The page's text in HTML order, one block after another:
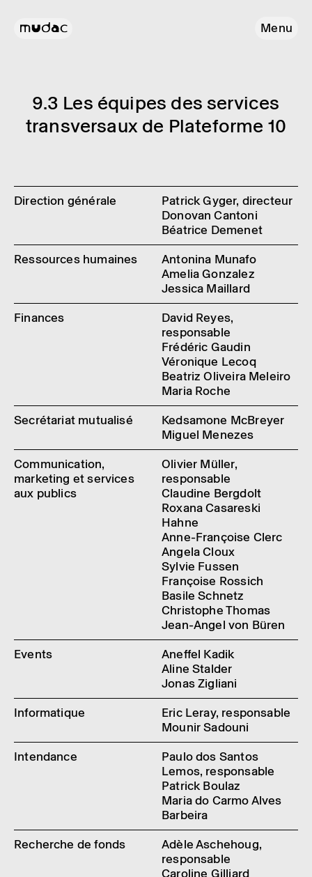
Menu
9.3 Les équipes des services
trans­ver­saux de Plate­forme 10
Direction générale
Patrick Gyger, directeur
Donovan Cantoni
Béatrice Demenet
Ressources humaines
Antonina Munafo
Amelia Gonzalez
Jessica Maillard
Finances
David Reyes,
responsable
Frédéric Gaudin
Véronique Lecoq
Beatriz Oliveira Meleiro
Maria Roche
Secrétariat mutualisé
Kedsamone McBreyer
Miguel Menezes
Communication,
marketing et services
aux publics
Olivier Müller,
responsable
Claudine Bergdolt
Roxana Casareski
Hahne
Anne-Françoise Clerc
Angela Cloux
Sylvie Fussen
Françoise Rossich
Basile Schnetz
Christophe Thomas
Jean-Angel von Büren
Events
Aneffel Kadik
Aline Stalder
Jonas Zigliani
Informatique
Eric Leray, responsable
Mounir Sadouni
Intendance
Paulo dos Santos
Lemos, responsable
Patrick Boulaz
Maria do Carmo Alves
Barbeira
Recherche de fonds
Adèle Aschehoug,
responsable
Caroline Gilliard